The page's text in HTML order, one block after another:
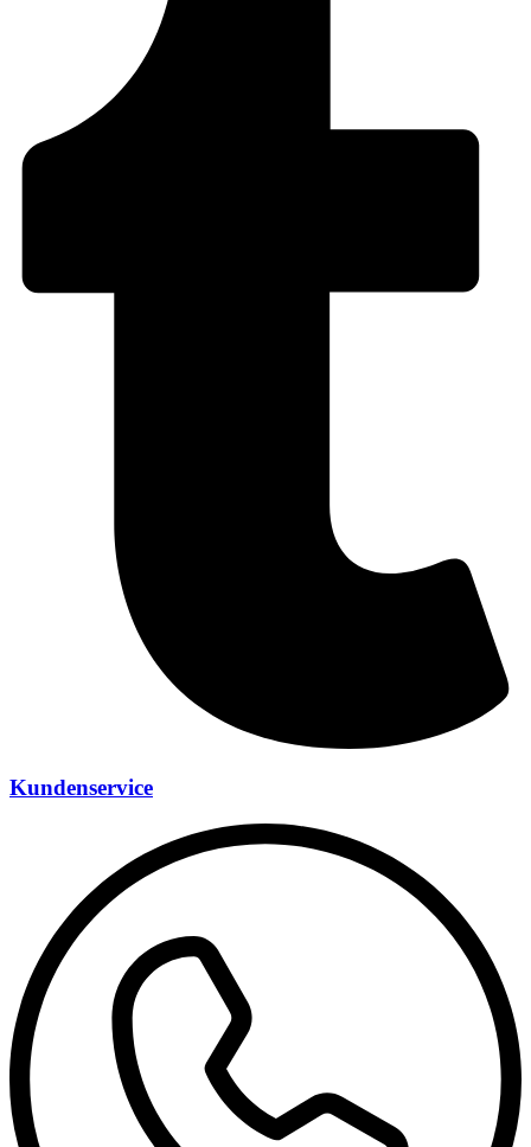
Kundenservice